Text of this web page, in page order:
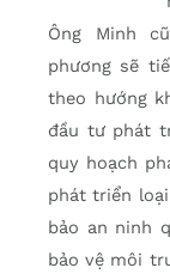
Ông Minh
phương sẽ
theo hướng
đầu tư phát
quy hoạch
phát triển
bảo an ninh
bảo vệ môi